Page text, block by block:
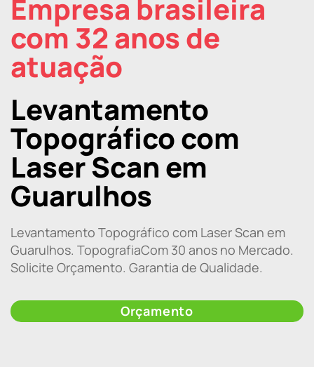
Empresa brasileira
com 32 anos de
atuação
Levantamento
Topográfico com
Laser Scan em
Guarulhos
Levantamento Topográfico com Laser Scan em
Guarulhos. TopografiaCom 30 anos no Mercado.
Solicite Orçamento. Garantia de Qualidade.
Orçamento